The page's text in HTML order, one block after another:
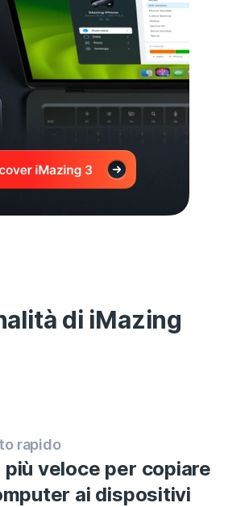
di iMazing
rapido
più veloce per copiare
ai dispositivi